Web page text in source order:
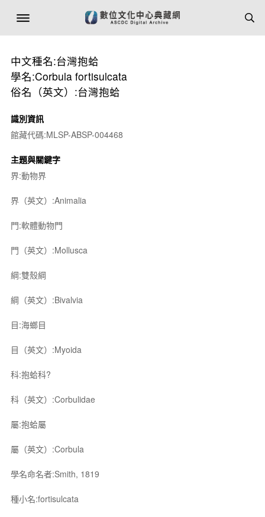
中文種名:台灣抱蛤
學名:Corbula fortisulcata
俗名（英文）:台灣抱蛤
識別資訊
館藏代碼:MLSP-ABSP-004468
主題與關鍵字
界:動物界
界（英文）:Animalia
門:軟體動物門
門（英文）:Mollusca
綱:雙殼綱
綱（英文）:Bivalvia
目:海螂目
目（英文）:Myoida
科:抱蛤科?
科（英文）:Corbulidae
屬:抱蛤屬
屬（英文）:Corbula
學名命名者:Smith, 1819
種小名:fortisulcata